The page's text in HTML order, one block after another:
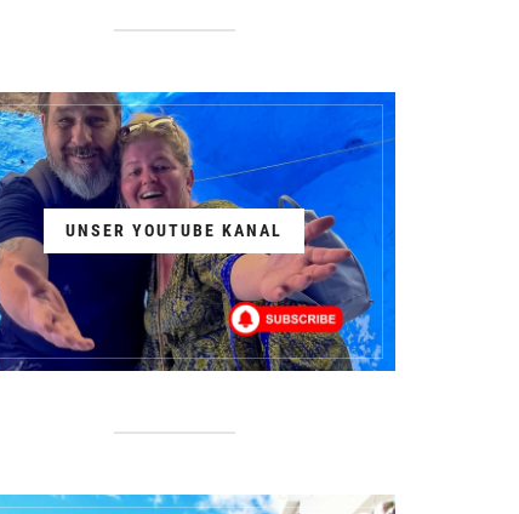
UNSER YOUTUBE KANAL